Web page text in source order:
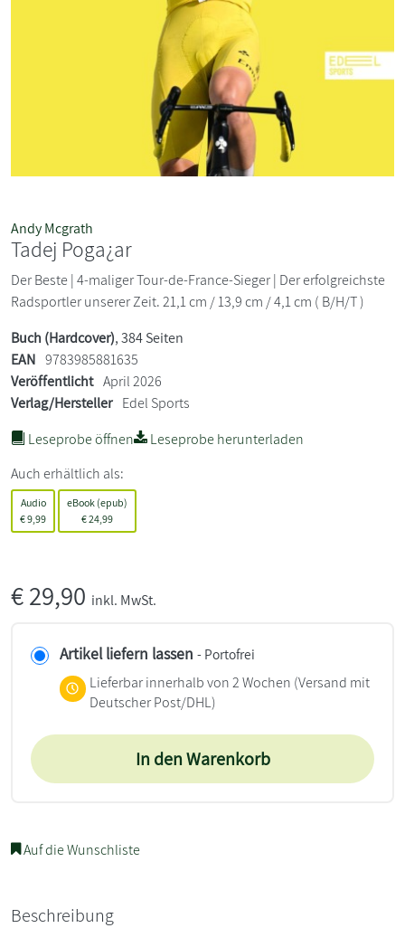
Andy Mcgrath
Tadej Poga¿ar
Der Beste | 4-maliger Tour-de-France-Sieger | Der erfolgreichste
Radsportler unserer Zeit. 21,1 cm / 13,9 cm / 4,1 cm ( B/H/T )
Buch (Hardcover), 384 Seiten
EAN 9783985881635
Veröffentlicht April 2026
Verlag/Hersteller Edel Sports
Leseprobe öffnen
Leseprobe herunterladen
Auch erhältlich als:
Audio
€9,99
eBook (epub)
€24,99
€29,90 inkl. MwSt.
Artikel liefern lassen - Portofrei
Lieferbar innerhalb von 2 Wochen (Versand mit
Deutscher Post/DHL)
In den Warenkorb
Auf die Wunschliste
Beschreibung